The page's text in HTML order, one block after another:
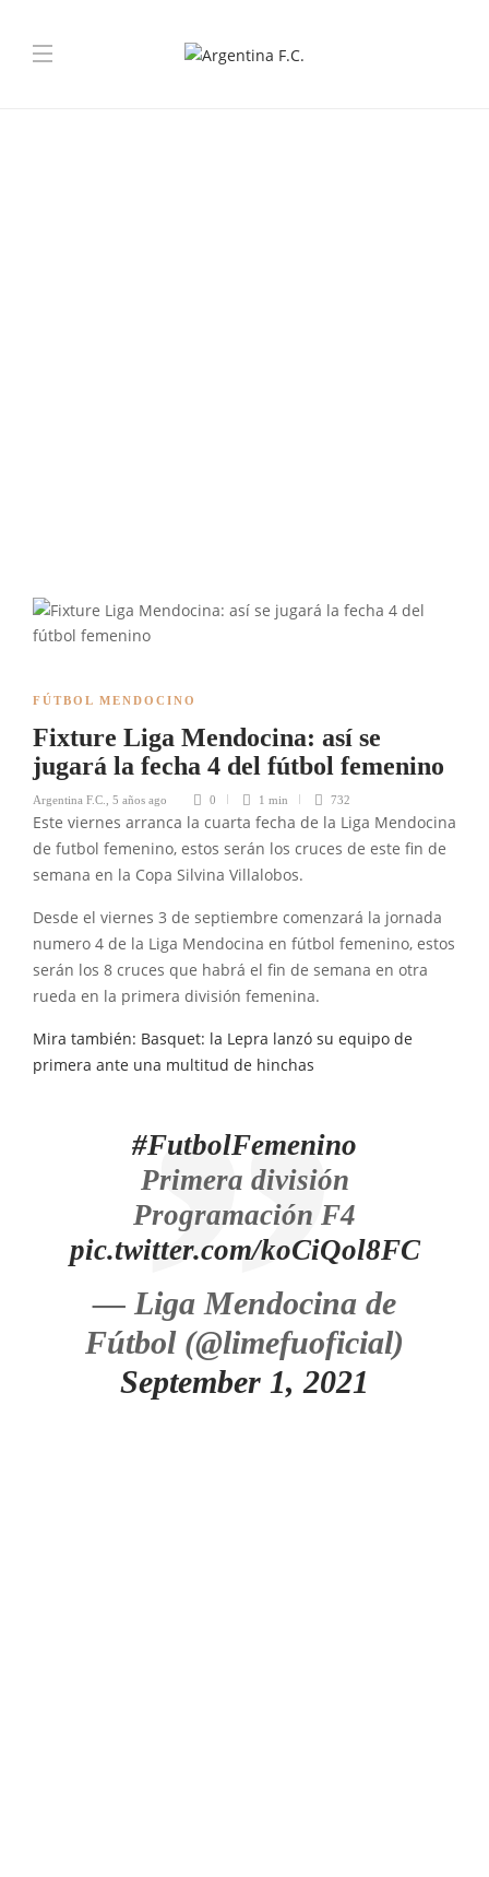
FÚTBOL MENDOCINO
Fixture Liga Mendocina: así se
jugará la fecha 4 del fútbol femenino
Argentina F.C. 5 años ago 0 1 min 732
Este viernes arranca la cuarta fecha de la Liga Mendocina
de futbol femenino, estos serán los cruces de este fin de
semana en la Copa Silvina Villalobos.
Desde el viernes 3 de septiembre comenzará la jornada
numero 4 de la Liga Mendocina en fútbol femenino, estos
serán los 8 cruces que habrá el fin de semana en otra
rueda en la primera división femenina.
Mira también: Basquet: la Lepra lanzó su equipo de
primera ante una multitud de hinchas
#FutbolFemenino
Primera división
Programación F4
pic.twitter.com/koCiQol8FC
— Liga Mendocina de
Fútbol (@limefuoficial)
September 1, 2021